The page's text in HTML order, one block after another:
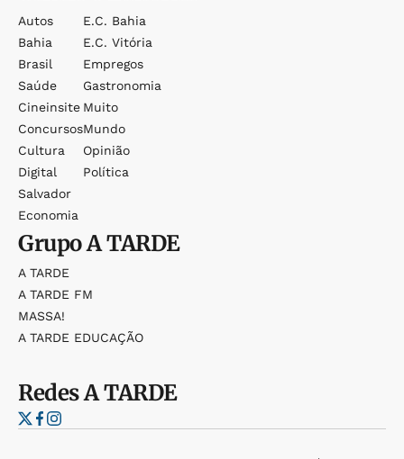
Autos
Bahia
Brasil
Saúde
Cineinsite
Concursos
Cultura
Digital
Salvador
Economia
E.c. Bahia
E.c. Vitória
Empregos
Gastronomia
Muito
Mundo
Opinião
Política
GrupoA TARDE
A TARDE
A TARDE FM
MASSA!
A TARDE EDUCAÇÃO
RedesA TARDE